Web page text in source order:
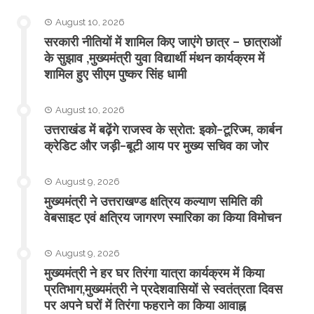
August 10, 2026
सरकारी नीतियों में शामिल किए जाएंगे छात्र – छात्राओं
के सुझाव ,मुख्यमंत्री युवा विद्यार्थी मंथन कार्यक्रम में
शामिल हुए सीएम पुष्कर सिंह धामी
August 10, 2026
उत्तराखंड में बढ़ेंगे राजस्व के स्रोत: इको-टूरिज्म, कार्बन
क्रेडिट और जड़ी-बूटी आय पर मुख्य सचिव का जोर
August 9, 2026
मुख्यमंत्री ने उत्तराखण्ड क्षत्रिय कल्याण समिति की
वेबसाइट एवं क्षत्रिय जागरण स्मारिका का किया विमोचन
August 9, 2026
मुख्यमंत्री ने हर घर तिरंगा यात्रा कार्यक्रम में किया
प्रतिभाग,मुख्यमंत्री ने प्रदेशवासियों से स्वतंत्रता दिवस
पर अपने घरों में तिरंगा फहराने का किया आवाह्न